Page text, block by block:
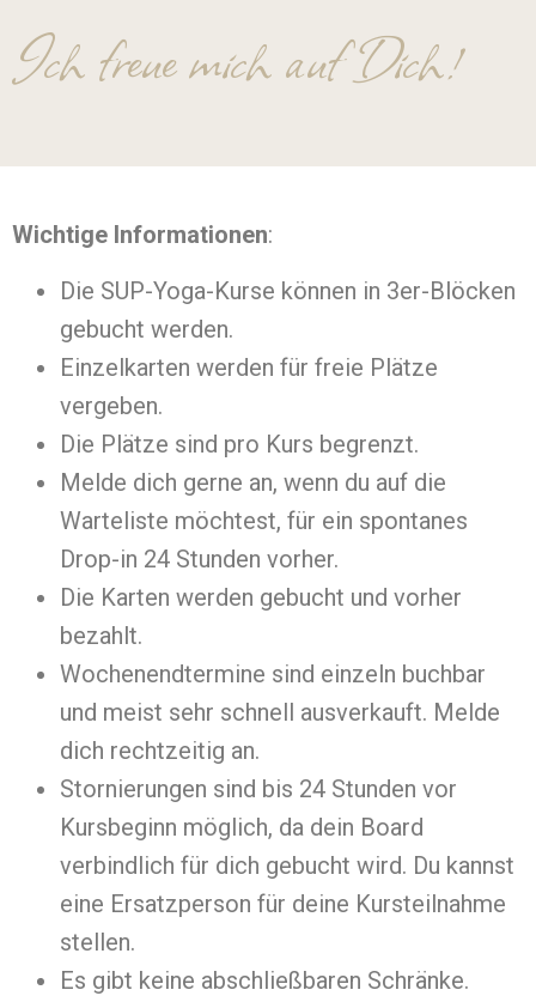
Ich freue mich auf Dich!
Wichtige Informationen:
Die SUP-Yoga-Kurse können in 3er-Blöcken
gebucht werden.
Einzelkarten werden für freie Plätze
vergeben.
Die Plätze sind pro Kurs begrenzt.
Melde dich gerne an, wenn du auf die
Warteliste möchtest, für ein spontanes
Drop-in 24 Stunden vorher.
Die Karten werden gebucht und vorher
bezahlt.
Wochenendtermine sind einzeln buchbar
und meist sehr schnell ausverkauft. Melde
dich rechtzeitig an.
Stornierungen sind bis 24 Stunden vor
Kursbeginn möglich, da dein Board
verbindlich für dich gebucht wird. Du kannst
eine Ersatzperson für deine Kursteilnahme
stellen.
Es gibt keine abschließbaren Schränke.